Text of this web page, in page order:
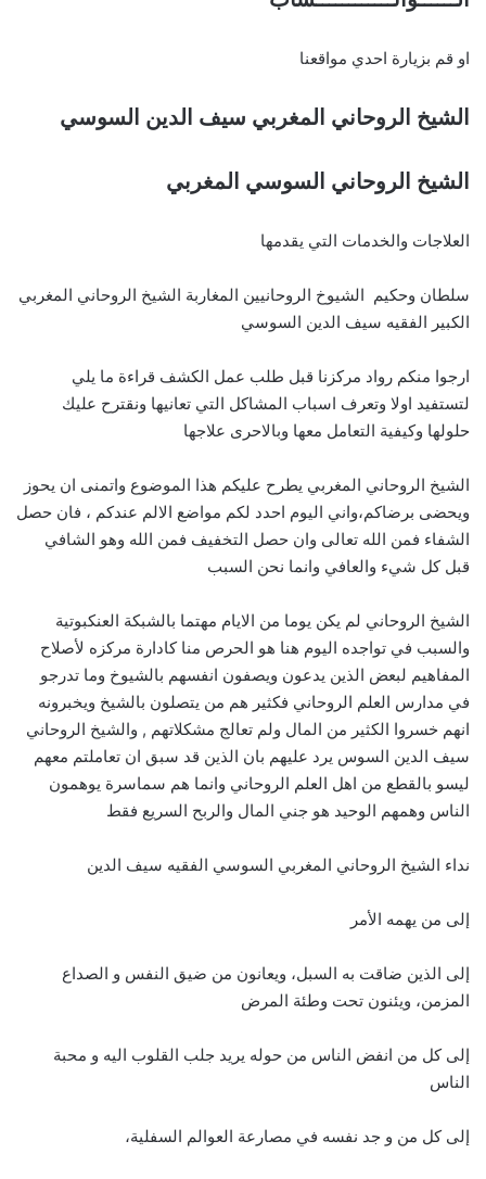
او قم بزيارة احدي مواقعنا
الشيخ الروحاني المغربي سيف الدين السوسي
الشيخ الروحاني السوسي المغربي
العلاجات والخدمات التي يقدمها
سلطان وحكيم الشيوخ الروحانيين المغاربة الشيخ الروحاني المغربي
الكبير الفقيه سيف الدين السوسي
ارجوا منكم رواد مركزنا قبل طلب عمل الكشف قراءة ما يلي
لتستفيد اولا وتعرف اسباب المشاكل التي تعانيها ونقترح عليك
حلولها وكيفية التعامل معها وبالاحرى علاجها
الشيخ الروحاني المغربي يطرح عليكم هذا الموضوع واتمنى ان يحوز
ويحضى برضاكم،واني اليوم احدد لكم مواضع الالم عندكم ، فان حصل
الشفاء فمن الله تعالى وان حصل التخفيف فمن الله وهو الشافي
قبل كل شيء والعافي وانما نحن السبب
الشيخ الروحاني لم يكن يوما من الايام مهتما بالشبكة العنكبوتية
والسبب في تواجده اليوم هنا هو الحرص منا كادارة مركزه لأصلاح
المفاهيم لبعض الذين يدعون ويصفون انفسهم بالشيوخ وما تدرجو
في مدارس العلم الروحاني فكثير هم من يتصلون بالشيخ ويخبرونه
انهم خسروا الكثير من المال ولم تعالج مشكلاتهم , والشيخ الروحاني
سيف الدين السوس يرد عليهم بان الذين قد سبق ان تعاملتم معهم
ليسو بالقطع من اهل العلم الروحاني وانما هم سماسرة يوهمون
الناس وهمهم الوحيد هو جني المال والربح السريع فقط
نداء الشيخ الروحاني المغربي السوسي الفقيه سيف الدين
إلى من يهمه الأمر
إلى الذين ضاقت به السبل، ويعانون من ضيق النفس و الصداع
المزمن، ويئنون تحت وطئة المرض
إلى كل من انفض الناس من حوله يريد جلب القلوب اليه و محبة
الناس
إلى كل من و جد نفسه في مصارعة العوالم السفلية،